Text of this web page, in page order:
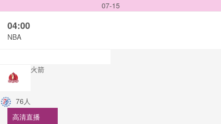
07-15
04:00
NBA
火箭
76人
高清直播